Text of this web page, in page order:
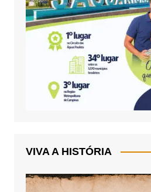
VIVA A HISTÓRIA